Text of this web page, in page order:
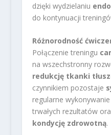
dzięki wydzielaniu
do kontynuacji
Różnorodność
Połączenie treningu
na wszechstronny
redukcję tkanki
czynnikiem pozostaje
regularne
trwałych rezultatów
kondycję zdrowotną.